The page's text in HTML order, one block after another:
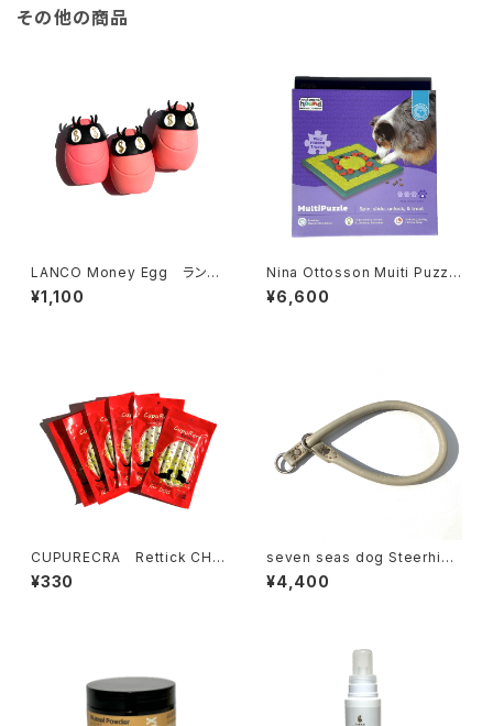
その他の商品
LANCO Money Egg ランコ
マネータマゴ
¥1,100
Nina Ottosson Muiti Puzzl
e ニーナ オットソン マルチパズ
ル
¥6,600
CUPURECRA Rettick CHI
CKEN EXTREME クプレラ
レティック チキン エクストリー
¥330
seven seas dog Steerhide
Choker セブンシーズドッグ
ステアハイド チョーカー 11-45
¥4,400